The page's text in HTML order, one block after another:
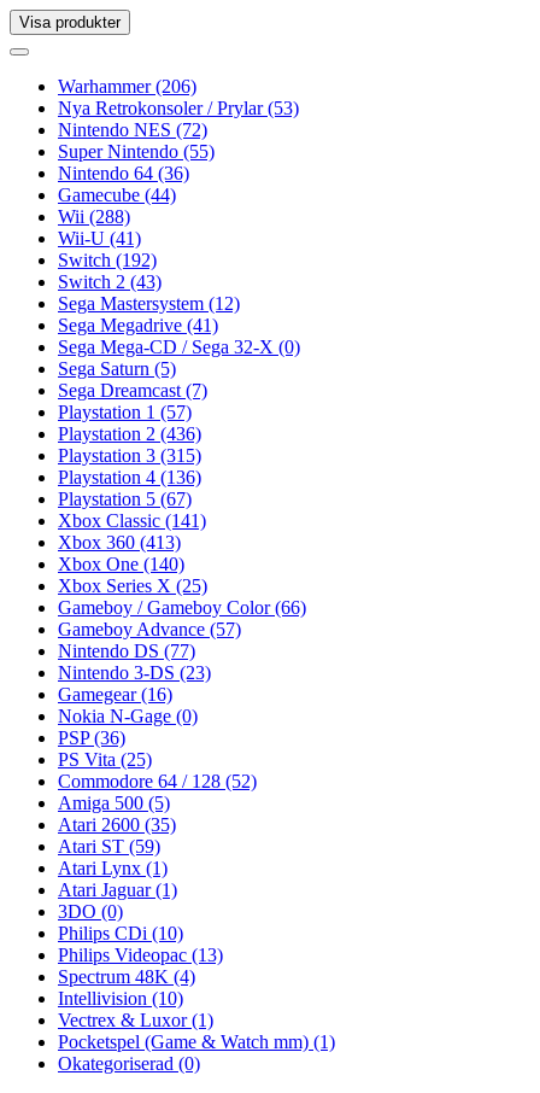
Visa produkter
Toggle
Toggle
navigationWarhammer(206)
Nya Retrokonsoler / Prylar(53)
Nintendo NES (72)
Super Nintendo (55)
Nintendo 64 (36)
Gamecube (44)
Wii (288)
Wii-U (41)
Switch (192)
Switch 2 (43)
Sega Mastersystem (12)
Sega Megadrive (41)
Sega Mega-CD / Sega 32-X (0)
Sega Saturn (5)
Sega Dreamcast (7)
Playstation 1 (57)
Playstation 2 (436)
Playstation 3 (315)
Playstation 4 (136)
Playstation 5 (67)
Xbox Classic (141)
Xbox 360 (413)
Xbox One (140)
Xbox Series X (25)
Gameboy / Gameboy Color(66)
Gameboy Advance (57)
Nintendo DS (77)
Nintendo 3-DS (23)
Gamegear(16)
Nokia N-Gage (0)
PSP(36)
PS Vita (25)
Commodore 64 / 128 (52)
Amiga 500 (5)
Atari 2600 (35)
Atari ST (59)
Atari Lynx (1)
Atari Jaguar(1)
3DO (0)
Philips CDi (10)
Philips Videopac (13)
Spectrum 48K (4)
Intellivision (10)
Vectrex & Luxor(1)
Pocketspel (Game & Watch mm) (1)
Okategoriserad (0)